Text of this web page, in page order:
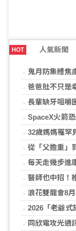
HOT 人氣新聞
鬼月防集體焦慮症候群」發作！
爸爸肚不只是幸福肥！男性
長輩缺牙咀嚼困難恐營養不
SpaceX火箭恐將撞
32歲媽媽罹罕見滑膜肉瘤肺轉移
從「父擔重」到「腹擔重」
每天走幾步進康才有用？研
醫師也中招！椎間盤突出壓迫
浪花雙龍會8月8日福隆打水仗登
2026「老爺式旅行」，以「島嶼的弦外之音」
同欣電攻光通訊及AI